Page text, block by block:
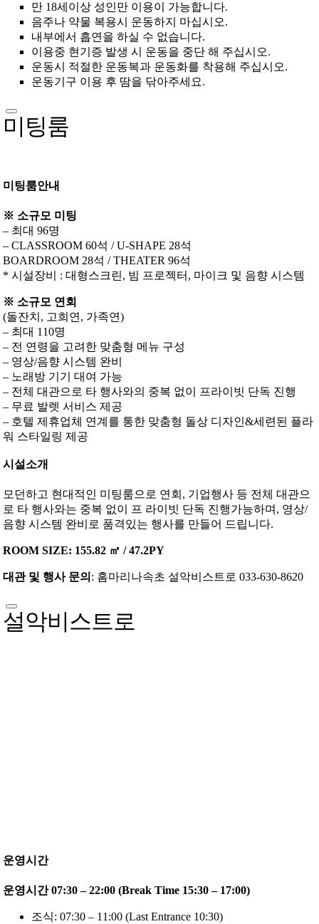
만 18세이상 성인만 이용이 가능합니다.
음주나 약물 복용시 운동하지 마십시오.
내부에서 흡연을 하실 수 없습니다.
이용중 현기증 발생 시 운동을 중단 해 주십시오.
운동시 적절한 운동복과 운동화를 착용해 주십시오.
운동기구 이용 후 땀을 닦아주세요.
미팅룸
미팅룸안내
※ 소규모 미팅
– 최대 96명
– CLASSROOM 60석 / U-SHAPE 28석
BOARDROOM 28석 / THEATER 96석
* 시설장비 : 대형스크린, 빔 프로젝터, 마이크 및 음향 시스템
※ 소규모 연회
(돌잔치, 고희연, 가족연)
– 최대 110명
– 전 연령을 고려한 맞춤형 메뉴 구성
– 영상/음향 시스템 완비
– 노래방 기기 대여 가능
– 전체 대관으로 타 행사와의 중복 없이 프라이빗 단독 진행
– 무료 발렛 서비스 제공
– 호텔 제휴업체 연계를 통한 맞춤형 돌상 디자인&세련된 플라
워 스타일링 제공
시설소개
모던하고 현대적인 미팅룸으로 연회, 기업행사 등 전체 대관으
로 타 행사와는 중복 없이 프 라이빗 단독 진행가능하며, 영상/
음향 시스템 완비로 품격있는 행사를 만들어 드립니다.
ROOM SIZE: 155.82 ㎡ / 47.2PY
대관 및 행사 문의 : 홈마리나속초 설악비스트로 033-630-8620
설악비스트로
운영시간
운영시간 07:30 – 22:00 (Break Time 15:30 – 17:00)
조식: 07:30 – 11:00 (Last Entrance 10:30)